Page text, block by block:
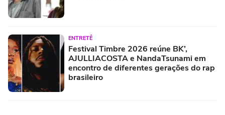
ENTRETÊ
Festival Timbre 2026 reúne BK’,
AJULLIACOSTA e NandaTsunami em
encontro de diferentes gerações do rap
brasileiro